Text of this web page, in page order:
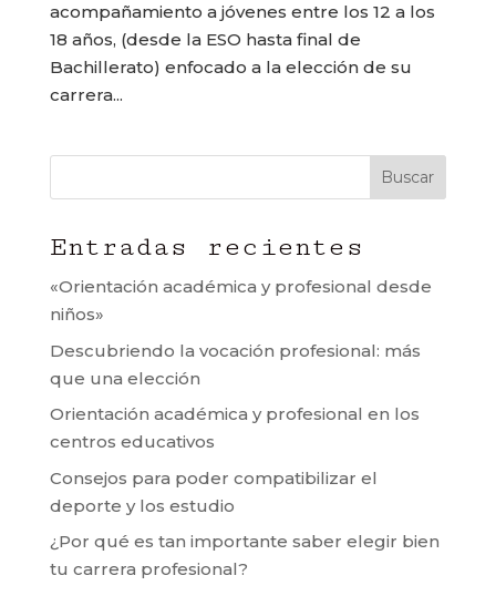
acompañamiento a jóvenes entre los 12 a los
18 años, (desde la ESO hasta final de
Bachillerato) enfocado a la elección de su
carrera...
Buscar
Entradas recientes
«Orientación académica y profesional desde
niños»
Descubriendo la vocación profesional: más
que una elección
Orientación académica y profesional en los
centros educativos
Consejos para poder compatibilizar el
deporte y los estudio
¿Por qué es tan importante saber elegir bien
tu carrera profesional?